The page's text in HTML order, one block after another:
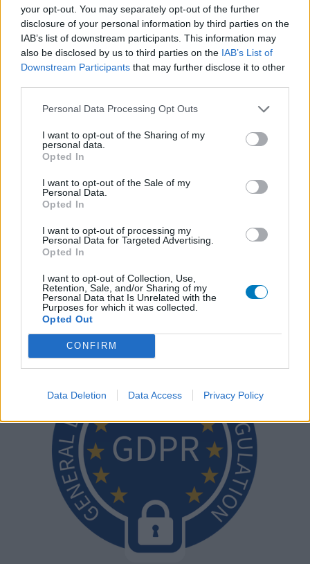
your opt-out. You may separately opt-out of the further
disclosure of your personal information by third parties on the
IAB’s list of downstream participants. This information may
also be disclosed by us to third parties on the IAB’s List of
Downstream Participants that may further disclose it to other
Personal Data Processing Opt Outs
I want to opt-out of the Sharing of my
personal data.
Opted In
I want to opt-out of the Sale of my
Personal Data.
Opted In
I want to opt-out of processing my
Personal Data for Targeted Advertising.
Opted In
I want to opt-out of Collection, Use,
Retention, Sale, and/or Sharing of my
Personal Data that Is Unrelated with the
Purposes for which it was collected.
Opted Out
CONFIRM
Data Deletion Data Access Privacy Policy
Nitrofurantoin (100)
Antibiotika - Harnwegsinfektion
Cymbalta (98)
Depression - andere Mittel
Die Bewertungen und Kommentare dieser Seite sind
nutzergenerierter Inhalt. Diese werden vor der Veröffentlichung
gelesen und teilweise überarbeitet, um unseren Standards (für
Arzneimittel- und Gesundheitszustand) zu entsprechen. Wir
medizinischen Kenntnisse voraus um ihre Meinungen
auszutauschen. Auf diese Weise geben die beschriebenen
Autoren wieder und nicht jene des Eigentümers dieser Website.
Bitte beachten Sie, dass eine Erfahrung von Person zu Person
oder Apotheker wenden sollten, um medizinischen Rat zu
Medikamenten zu erhalten.